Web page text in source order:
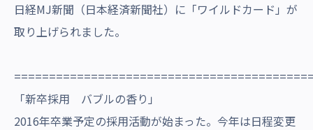
日経MJ新聞（日本経済新聞社）に「ワイルドカード」が
取り上げられました。
「新卒採用 バブルの香り」
2016年卒業予定の採用活動が始まった。今年は日程変更